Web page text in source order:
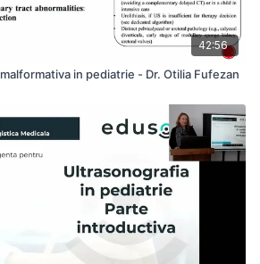
42:56
in pediatrie - Dr. Otilia Fufezan